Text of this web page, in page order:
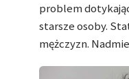
problem
starsze osoby.
mężczyzn.